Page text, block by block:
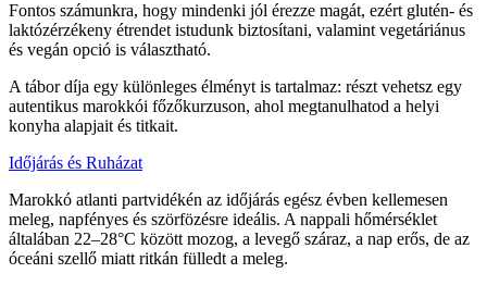
Fontos számunkra, hogy mindenki jól érezze magát, ezért glutén- és
laktózérzékeny étrendet istudunk biztosítani, valamint vegetáriánus
és vegán opció is választható.
A tábor díja egy különleges élményt is tartalmaz: részt vehetsz egy
autentikus marokkói főzőkurzuson, ahol megtanulhatod a helyi
konyha alapjait és titkait.
Időjárás és Ruházat
Marokkó atlanti partvidékén az időjárás egész évben kellemesen
meleg, napfényes és szörfözésre ideális. A nappali hőmérséklet
általában 22–28°C között mozog, a levegő száraz, a nap erős, de az
óceáni szellő miatt ritkán fülledt a meleg.